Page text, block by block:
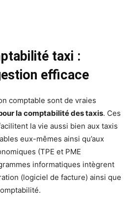
taxi :
efficace
comptable sont de vraies
la comptabilité des taxis. Ces
la vie aussi bien aux taxis
eux-mêmes ainsi qu’aux
(TPE et PME
informatiques intègrent
(logiciel de facture) ainsi que